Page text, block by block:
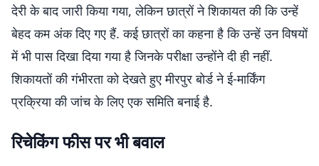
देरी के बाद जारी किया गया, लेकिन छात्रों ने शिकायत की कि उन्हें
बेहद कम अंक दिए गए हैं. कई छात्रों का कहना है कि उन्हें उन विषयों
में भी पास दिखा दिया गया है जिनके परीक्षा उन्होंने दी ही नहीं.
शिकायतों की गंभीरता को देखते हुए मीरपुर बोर्ड ने ई-मार्किंग
प्रक्रिया की जांच के लिए एक समिति बनाई है.
रिचेकिंग फीस पर भी बवाल